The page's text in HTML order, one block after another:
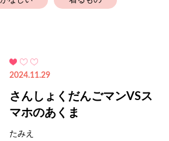
2024.11.29
さんしょくだんごマンVSス
マホのあくま
たみえ